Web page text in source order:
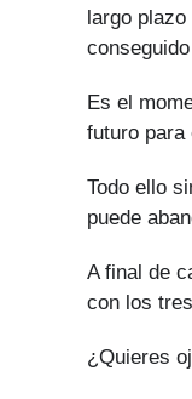
largo
Es el
futuro para
Todo ello
puede
A final de
con los
¿Quieres